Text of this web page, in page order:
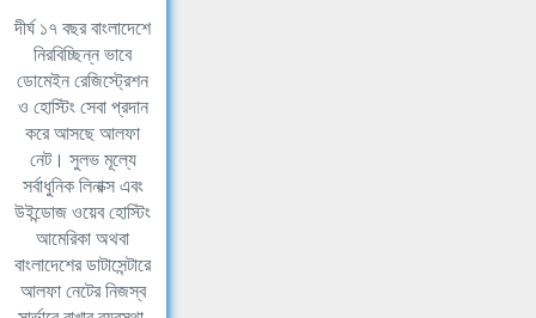
দীর্ঘ ১৭ বছর বাংলাদেশে
নিরবিচ্ছিন্ন ভাবে
ডোমেইন রেজিস্ট্রেশন
ও হোস্টিং সেবা প্রদান
করে আসছে আলফা
নেট। সুলভ মূল্যে
সর্বাধুনিক লিনাক্স এবং
উইন্ডোজ ওয়েব হোস্টিং
আমেরিকা অথবা
বাংলাদেশের ডাটাসেন্টারে
আলফা নেটের নিজস্ব